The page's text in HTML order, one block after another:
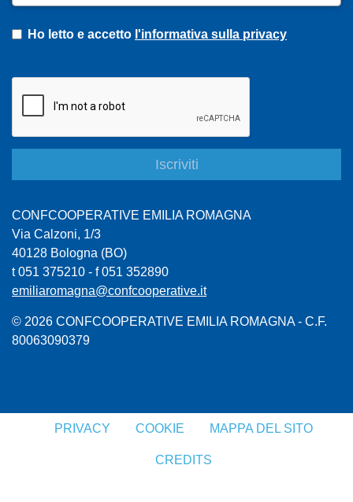
Ho letto e accetto l'informativa sulla privacy
CONFCOOPERATIVE EMILIA ROMAGNA
Via Calzoni, 1/3
40128 Bologna (BO)
t 051 375210 - f 051 352890
emiliaromagna@confcooperative.it
© 2026 CONFCOOPERATIVE EMILIA ROMAGNA - C.F.
80063090379
PRIVACY COOKIE MAPPA DEL SITO
CREDITS